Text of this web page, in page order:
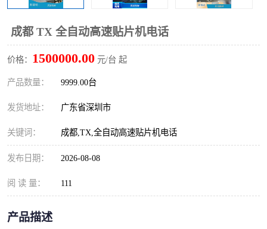
成都 TX 全自动高速贴片机电话
价格： 1500000.00 元/台 起
产品数量： 9999.00台
发货地址： 广东省深圳市
关键词： 成都,TX,全自动高速贴片机电话
发布日期： 2026-08-08
阅 读 量： 111
产品描述